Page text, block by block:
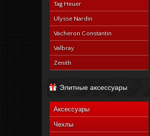
Tag Heuer
Ulysse Nardin
Vacheron Constantin
Valbray
Zenith
Элитные аксессуары
Аксессуары
Чехлы